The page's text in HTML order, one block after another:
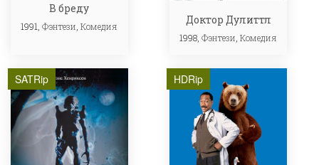
В бреду
1991,Фэнтези ,Комедия
Доктор Дулиттл
1998,Фэнтези ,Комедия
SATRip HDRip